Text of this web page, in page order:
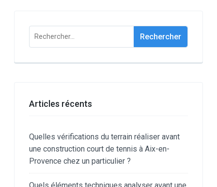
Rechercher :
Articles récents
Quelles vérifications du terrain réaliser avant
une construction court de tennis à Aix-en-
Provence chez un particulier ?
Quels éléments techniques analyser avant une